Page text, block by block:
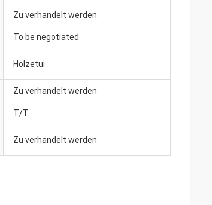
Zu verhandelt werden
To be negotiated
Holzetui
Zu verhandelt werden
T/T
Zu verhandelt werden